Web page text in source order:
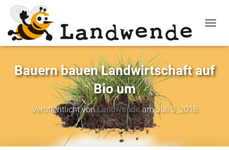
Bauern bauen Landwirtschaft auf
Bio um
Veröffentlicht vonLandwendeamJuli 3, 2018